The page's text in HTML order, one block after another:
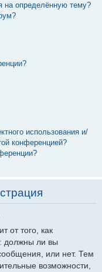
на определённую тему?
использования и/
конференцией?
от того, как
должны ли вы
или нет. Тем
возможности,